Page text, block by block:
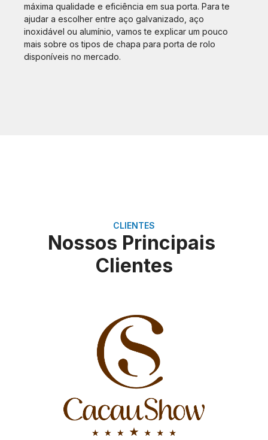
máxima qualidade e eficiência em sua porta. Para te
ajudar a escolher entre aço galvanizado, aço
inoxidável ou alumínio, vamos te explicar um pouco
mais sobre os tipos de chapa para porta de rolo
disponíveis no mercado.
CLIENTES
Nossos Principais
Clientes